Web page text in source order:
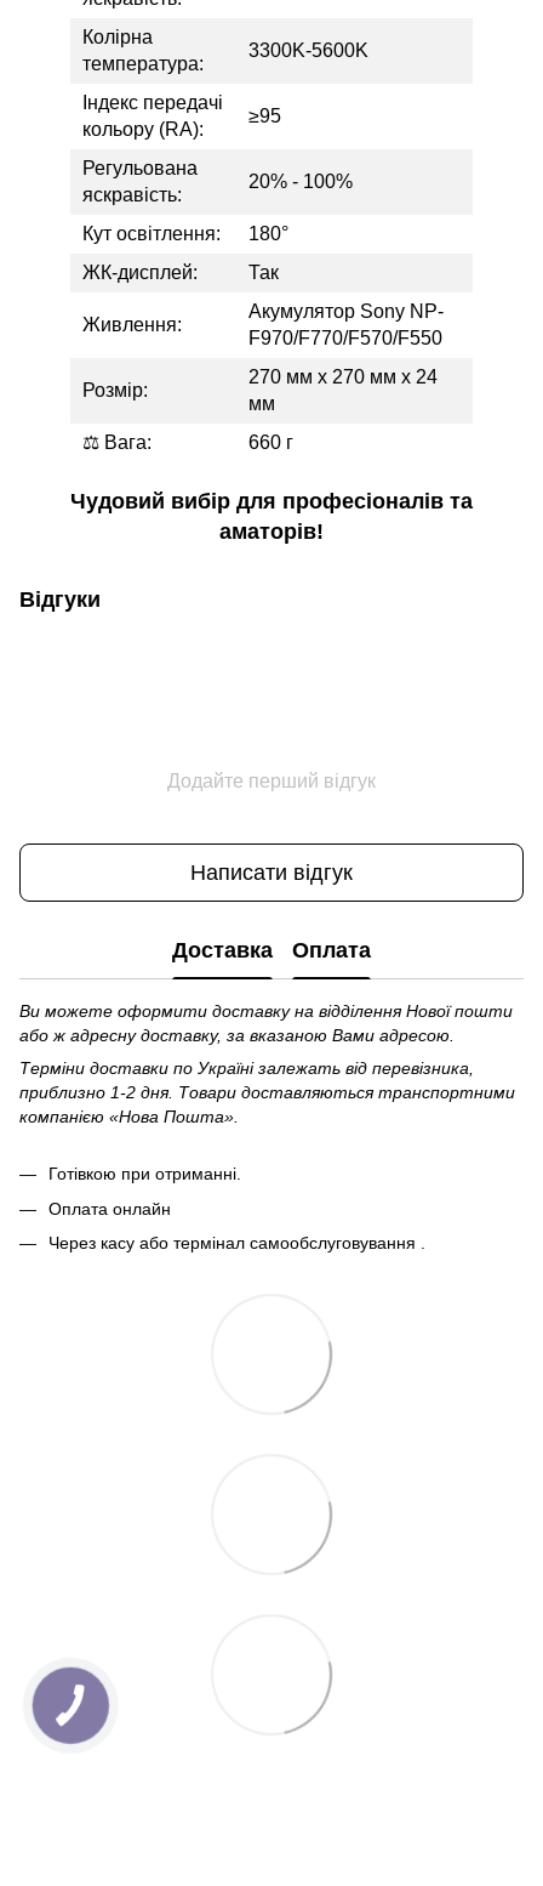
Колірна
температура:
3300K-5600K
Індекс передачі
кольору (RA):
≥95
Регульована
яскравість:
20% - 100%
Кут освітлення:
180°
ЖК-дисплей:
Так
Живлення:
Акумулятор Sony NP-
F970/F770/F570/F550
Розмір:
270 мм х 270 мм х 24
мм
⚖ Вага:
660 г
Чудовий вибір для професіоналів та
аматорів!
Відгуки
Додайте перший відгук
Написати відгук
Доставка Оплата
Ви можете оформити доставку на відділення Нової пошти
або ж адресну доставку, за вказаною Вами адресою.
Терміни доставки по Україні залежать від перевізника,
приблизно 1-2 дня. Товари доставляються транспортними
компанією «Нова Пошта».
Готівкою при отриманні.
Оплата онлайн
Через касу або термінал самообслуговування .